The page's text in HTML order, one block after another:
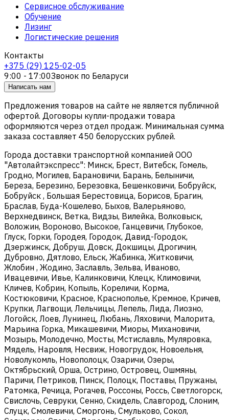
Сервисное обслуживание
Обучение
Лизинг
Логистические решения
Контакты
+375 (29) 125-02-05
9:00 - 17:00Звонок по Беларуси
Написать нам
Предложения товаров на сайте не является публичной
офертой. Договоры купли-продажи товара
оформляются через отдел продаж. Минимальная сумма
заказа составляет 450 белорусских рублей.
Города доставки транспортной компанией ООО
"Автолайтэкспресс": Минск, Брест, Витебск, Гомель,
Гродно, Могилев, Барановичи, Барань, Белыничи,
Береза, Березино, Березовка, Бешенковичи, Бобруйск,
Бобруйск , Большая Берестовица, Борисов, Брагин,
Браслав, Буда-Кошелево, Быхов, Валерьяново,
Верхнедвинск, Ветка, Видзы, Вилейка, Волковыск,
Воложин, Вороново, Высокое, Ганцевичи, Глубокое,
Глуск, Горки, Городея, Городок, Давид-Городок,
Дзержинск, Добруш, Довск, Докшицы, Дрогичин,
Дубровно, Дятлово, Ельск, Жабинка, Житковичи,
Жлобин , Жодино, Заславль, Зельва, Иваново,
Ивацевичи, Ивье, Калинковичи, Клецк, Климовичи,
Кличев, Кобрин, Копыль, Кореличи, Корма,
Костюковичи, Красное, Краснополье, Кремное, Кричев,
Крупки, Лагвощи, Лельчицы, Лепель, Лида, Лиозно,
Логойск, Лоев, Лунинец, Любань, Ляховичи, Малорита,
Марьина Горка, Микашевичи, Миоры, Михановичи,
Мозырь, Молодечно, Мосты, Мстиславль, Муляровка,
Мядель, Наровля, Несвиж, Новогрудок, Новоельня,
Новолукомль, Новополоцк, Озаричи, Озеры,
Октябрьский, Орша, Острино, Островец, Ошмяны,
Паричи, Петриков, Пинск, Полоцк, Поставы, Пружаны,
Ратомка, Речица, Рогачев, Россоны, Россь, Светлогорск,
Свислочь, Севруки, Сенно, Скидель, Славгород, Слоним,
Слуцк, Смолевичи, Сморгонь, Смульково, Сокол,